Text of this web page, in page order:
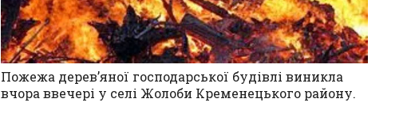
Пожежа дерев’яної господарської будівлі виникла
вчора ввечері у селі Жолоби Кременецького району.